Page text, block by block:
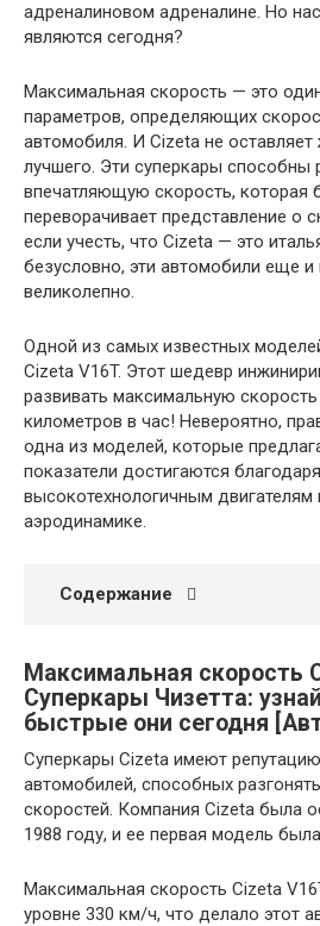
адреналиновом адреналине. Но
являются сегодня?
Максимальная скорость — это
параметров, определяющих
автомобиля. И Cizeta не оставляет
лучшего. Эти суперкары способны
впечатляющую скорость, которая
переворачивает представление о
если учесть, что Сizeta — это
безусловно, эти автомобили еще и
великолепно.
Одной из самых известных
Cizeta V16T. Этот шедевр
развивать максимальную
километров в час! Невероятно,
одна из моделей, которые
показатели достигаются благодаря
высокотехнологичным двигателям
аэродинамике.
Содержание
Максимальная скорость
Суперкары Чизетта:
быстрые они сегодня
Суперкары Cizeta имеют
автомобилей, способных
скоростей. Компания Cizeta была
1988 году, и ее первая модель
Максимальная скорость Cizeta
уровне 330 км/ч, что делало этот